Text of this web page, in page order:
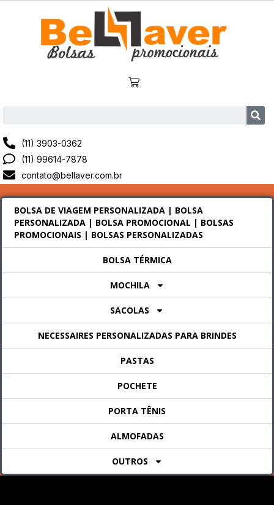
(11) 3903-0362
(11) 99614-7878
contato@bellaver.com.br
BOLSA DE VIAGEM PERSONALIZADA | BOLSA
PERSONALIZADA | BOLSA PROMOCIONAL | BOLSAS
PROMOCIONAIS | BOLSAS PERSONALIZADAS
BOLSA TÉRMICA
MOCHILA
SACOLAS
NECESSAIRES PERSONALIZADAS PARA BRINDES
PASTAS
POCHETE
PORTA TÊNIS
ALMOFADAS
OUTROS